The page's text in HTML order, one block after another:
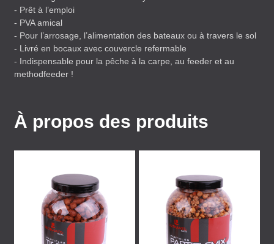
- Prêt à l’emploi
- PVAamical
- Pour l’arrosage, l’alimentation des bateaux ou à travers le sol
- Livré en bocaux avec couvercle refermable
- Indispensable pour la pêche à la carpe, au feeder et au
methodfeeder !
À propos des produits